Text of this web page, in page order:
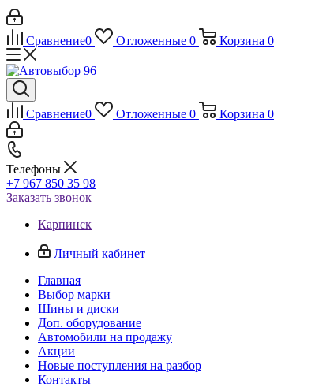
Сравнение0 Отложенные 0 Корзина 0
Сравнение0 Отложенные 0 Корзина 0
Телефоны
+7 967 850 35 98
Заказать звонок
Карпинск
Личный кабинет
Главная
Выбор марки
Шины и диски
Доп. оборудование
Автомобили на продажу
Акции
Новые поступления на разбор
Контакты